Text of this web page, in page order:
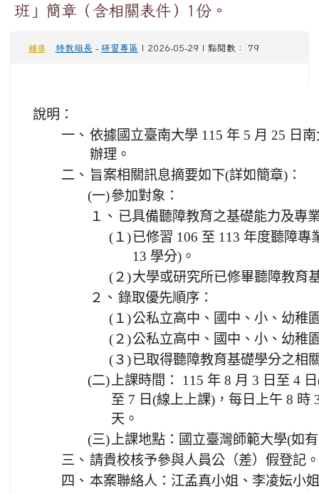
班」簡章（含相關表件）1份。
輔導 特教組長 - 研習專區 | 2026-05-29 | 點閱數： 79
說明：
一、 依據國立臺南大學 115 年 5 月 25 日
辦理。
二、 旨案相關訊息摘要如下(詳如簡章)：
(一)參加對象：
１、 已具備聽障教育之基礎能力及專
(１)已修習 106 至 113 年度聽障專
13 學分)。
(２)大學或研究所已修畢聽障教育
２、 錄取優先順序：
(１)公私立高中、國中、小、幼稚
(２)公私立高中、國中、小、幼稚
(３)已取得聽障教育基礎學分之相
(二) 上課時間： 115 年 8 月 3 日至 4
至 7 日(線上上課)，每日上午 8 時
天。
(三) 上課地點：國立臺灣師範大學(如
三、 請貴校核予參與人員公（差）假登記。
四、 本案聯絡人：江孟真小姐、李凌妘小